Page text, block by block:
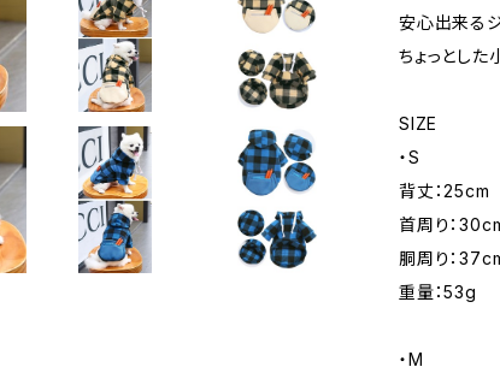
安心出来る
ちょっとした
SIZE
・S
背丈：25cm
首周り：
胴周り：
重量：53g
・M